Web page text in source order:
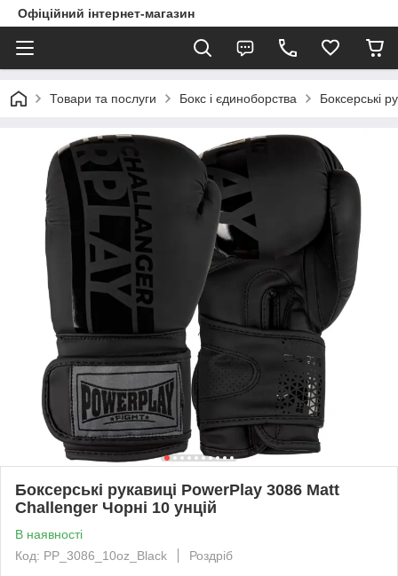
Офіційний інтернет-магазин
Товари та послуги Бокс і єдиноборства Боксерські
Боксерські рукавиці PowerPlay 3086 Matt
Challenger Чорні 10 унцій
В наявності
Код: PP_3086_10oz_Black
Роздріб